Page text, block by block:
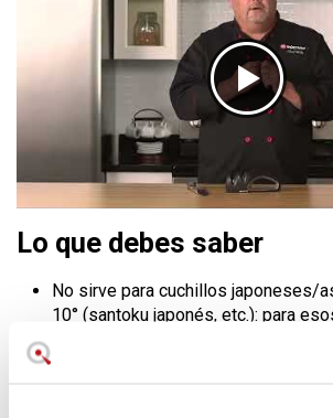
Lo que debes saber
No sirve para cuchillos japoneses/
10° (santoku japonés, etc.): para
Cuchillos serrados: solo la fase